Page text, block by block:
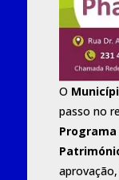
O
passo no